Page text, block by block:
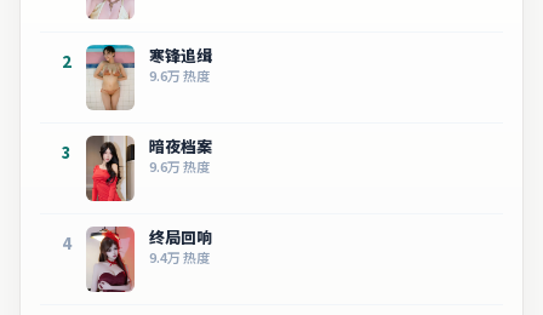
2 寒锋追缉
9.6万热度
3 暗夜档案
9.6万热度
4 终局回响
9.4万热度